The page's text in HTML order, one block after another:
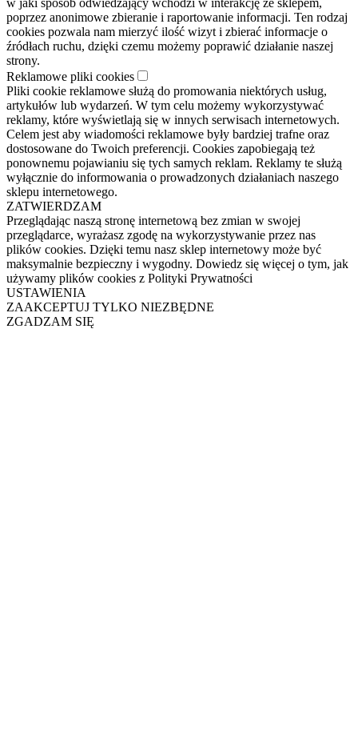
poprzez anonimowe zbieranie i raportowanie informacji. Ten rodzaj
cookies pozwala nam mierzyć ilość wizyt i zbierać informacje o
źródłach ruchu, dzięki czemu możemy poprawić działanie naszej
strony.
Reklamowe pliki cookies
Pliki cookie reklamowe służą do promowania niektórych usług,
artykułów lub wydarzeń. W tym celu możemy wykorzystywać
reklamy, które wyświetlają się w innych serwisach internetowych.
Celem jest aby wiadomości reklamowe były bardziej trafne oraz
dostosowane do Twoich preferencji. Cookies zapobiegają też
ponownemu pojawianiu się tych samych reklam. Reklamy te służą
wyłącznie do informowania o prowadzonych działaniach naszego
sklepu internetowego.
ZATWIERDZAM
Przeglądając naszą stronę internetową bez zmian w swojej
przeglądarce, wyrażasz zgodę na wykorzystywanie przez nas
plików cookies. Dzięki temu nasz sklep internetowy może być
maksymalnie bezpieczny i wygodny. Dowiedz się więcej o tym, jak
używamy plików cookies z Polityki Prywatności
USTAWIENIA
ZAAKCEPTUJ TYLKO NIEZBĘDNE
ZGADZAM SIĘ